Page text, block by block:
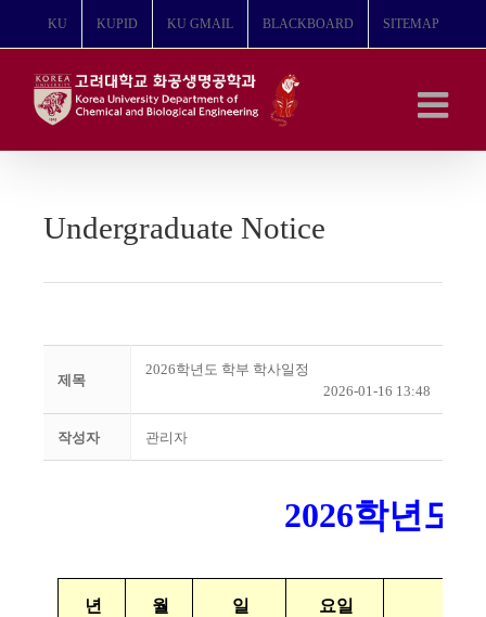
뛰
KU KUPID KU GMAIL BLACKBOARD SITEMAP
Undergraduate Notice
제목
2026학년도 학부 학사일정
2026-01-16 13:48
작성자 관리자
2026학년도
년 월 일 요일